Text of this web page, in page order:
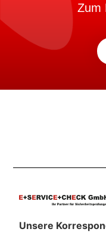
Zum
Unsere